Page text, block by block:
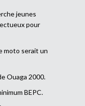
jeunes
pour
moto serait un
Ouaga 2000.
BEPC.